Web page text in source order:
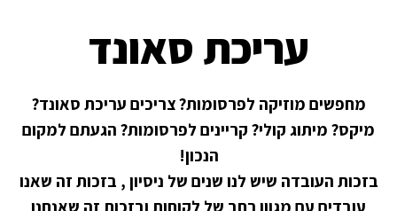
עריכת סאונד
מחפשים מוזיקה לפרסומות? צריכים עריכת סאונד?
מיקס? מיתוג קולי? קריינים לפרסומות? הגעתם למקום
הנכון!
בזכות העובדה שיש לנו שנים של ניסיון , בזכות זה שאנו
עובדים עם מגוון רחב של לקוחות ובזכות זה שאנחנו